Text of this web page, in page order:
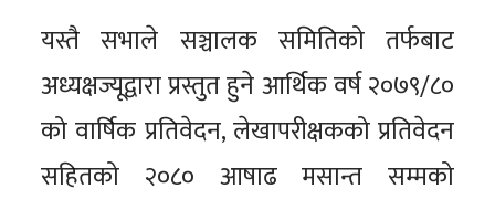
यस्तै सभाले सञ्चालक समितिको तर्फबाट
अध्यक्षज्यूद्वारा प्रस्तुत हुने आर्थिक वर्ष २०७९/८०
को वार्षिक प्रतिवेदन, लेखापरीक्षकको प्रतिवेदन
सहितको २०८० आषाढ मसान्त सम्मको